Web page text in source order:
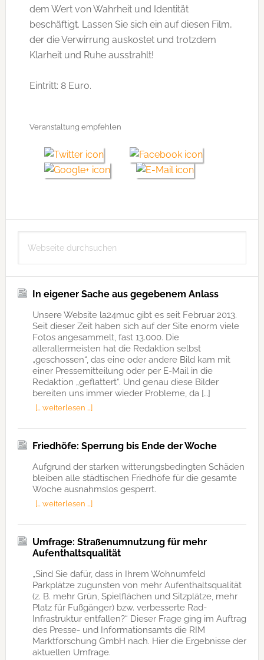
dem Wert von Wahrheit und Identität
beschäftigt. Lassen Sie sich ein auf diesen Film,
der die Verwirrung auskostet und trotzdem
Klarheit und Ruhe ausstrahlt!
Eintritt: 8 Euro.
Veranstaltung empfehlen
Seitenspalte
durchsuchen
In eigener Sache aus gegebenem Anlass
Unsere Website la24muc gibt es seit Februar 2013.
Seit dieser Zeit haben sich auf der Site enorm viele
Fotos angesammelt, fast 13.000. Die
allerallermeisten hat die Redaktion selbst
„geschossen“, das eine oder andere Bild kam mit
einer Pressemitteilung oder per E-Mail in die
Redaktion „geflattert“. Und genau diese Bilder
bereiten uns immer wieder Probleme, da […]
[… weiterlesen …]
Friedhöfe: Sperrung bis Ende der Woche
Aufgrund der starken witterungsbedingten Schäden
bleiben alle städtischen Friedhöfe für die gesamte
Woche ausnahmslos gesperrt.
[… weiterlesen …]
Umfrage: Straßenumnutzung für mehr
Aufenthaltsqualität
„Sind Sie dafür, dass in Ihrem Wohnumfeld
Parkplätze zugunsten von mehr Aufenthaltsqualität
(z. B. mehr Grün, Spielflächen und Sitzplätze, mehr
Platz für Fußgänger) bzw. verbesserte Rad-
Infrastruktur entfallen?“ Dieser Frage ging im Auftrag
des Presse- und Informationsamts die RIM
Marktforschung GmbH nach. Hier die Ergebnisse der
aktuellen Umfrage.